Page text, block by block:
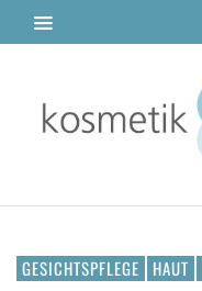
GESICHTSPFLEGE HAUT